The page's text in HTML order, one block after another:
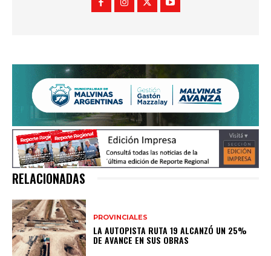
RELACIONADAS
PROVINCIALES
LA AUTOPISTA RUTA 19 ALCANZÓ UN 25%
DE AVANCE EN SUS OBRAS